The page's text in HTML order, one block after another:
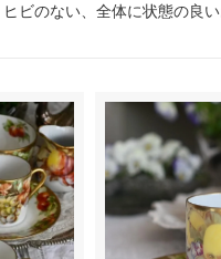
ない、全体に状態の良い